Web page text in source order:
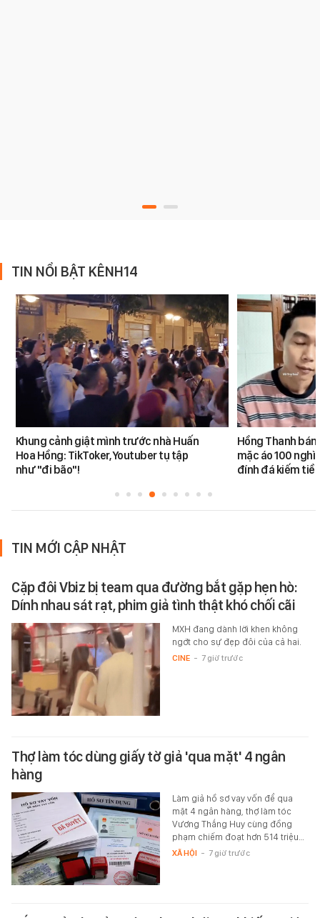
TIN NỔI BẬT KÊNH14
Khung cảnh giật mình trước nhà Huấn
Hoa Hồng: TikToker, Youtuber tụ tập
như "đi bão"!
Hồng Thanh
mặc áo 100
đính đá kiếm
TIN MỚI CẬP NHẬT
Cặp đôi Vbiz bị team qua đường bắt gặp hẹn hò:
Dính nhau sát rạt, phim giả tình thật khó chối cãi
MXH đang dành lời khen không
ngớt cho sự đẹp đôi của cả hai.
CINE - 7 giờ trước
Thợ làm tóc dùng giấy tờ giả 'qua mặt' 4 ngân
hàng
Làm giả hồ sơ vay vốn để qua
mặt 4 ngân hàng, thợ làm tóc
Vương Thắng Huy cùng đồng
phạm chiếm đoạt hơn 514 triệu…
XÃ HỘI - 7 giờ trước